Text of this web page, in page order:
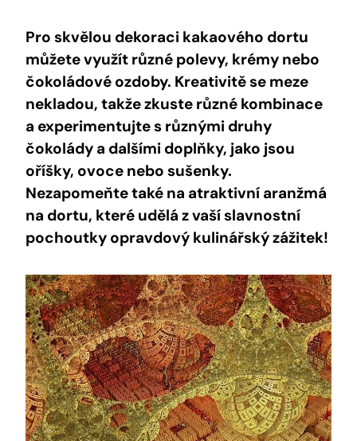
Pro skvělou ⁢dekoraci⁤ kakaového dortu
můžete využít různé⁣ polevy, krémy nebo
‍čokoládové ozdoby. Kreativitě​ se meze
nekladou, takže zkuste různé kombinace
⁣a ​experimentujte s různými ⁣druhy
čokolády ‍a dalšími ‌doplňky, jako⁤ jsou
oříšky, ovoce nebo sušenky.
Nezapomeňte také na ‍atraktivní aranžmá
na dortu, které udělá z ⁤vaší slavnostní
pochoutky⁢ opravdový kulinářský zážitek!